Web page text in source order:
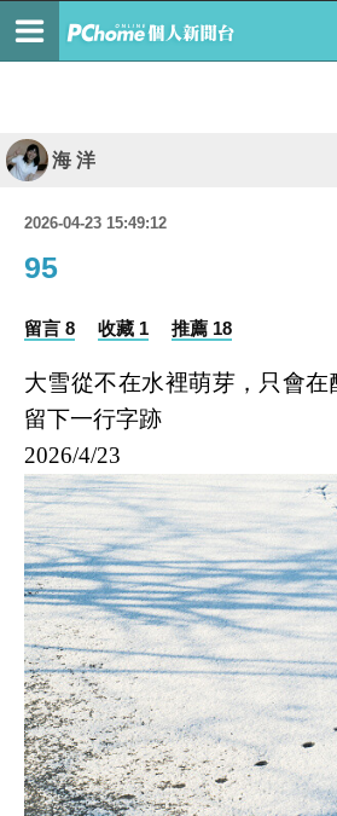
海 洋
2026-04-23 15:49:12
95
留言 8 收藏 1 推薦 18
大雪從不在水裡萌芽，只會
留下一行字跡
2026/4/23